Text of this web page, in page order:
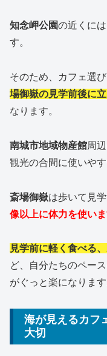
知念岬公園の近くに
す。
そのため、カフェ選び
場御嶽の見学前後に
なります。
南城市地域物産館周
観光の合間に使いやす
斎場御嶽は歩いて見
像以上に体力を使いま
見学前に軽く食べる
ど、自分たちのペー
がぐっと楽になります
海が見えるカフ
大切